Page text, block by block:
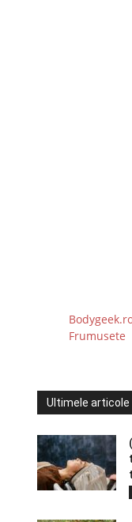
Frumusete
Ultimele articole